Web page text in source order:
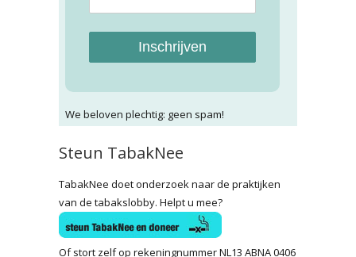
Inschrijven
We beloven plechtig: geen spam!
Steun TabakNee
TabakNee doet onderzoek naar de praktijken
van de tabakslobby. Helpt u mee?
Of stort zelf op rekeningnummer NL13 ABNA 0406